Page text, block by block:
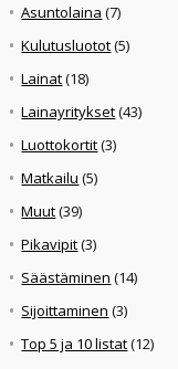
Asuntolaina (7)
Kulutusluotot(5)
Lainat(18)
Lainayritykset(43)
Luottokortit(3)
Matkailu (5)
Muut(39)
Pikavipit(3)
Säästäminen (14)
Sijoittaminen (3)
Top 5 ja 10 listat(12)